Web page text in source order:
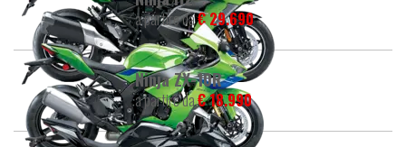
a partire da€ 29.690
Ninja ZX-10R
a partire da€ 18.990